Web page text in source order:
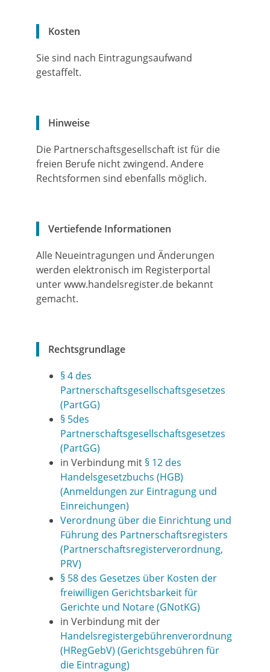
Kosten
Sie sind nach Eintragungsaufwand
gestaffelt.
Hinweise
Die Partnerschaftsgesellschaft ist für die
freien Berufe nicht zwingend. Andere
Rechtsformen sind ebenfalls möglich.
Vertiefende Informationen
Alle Neueintragungen und Änderungen
werden elektronisch im Registerportal
unterwww.handelsregister.de bekannt
gemacht.
Rechtsgrundlage
§ 4 des
Partnerschaftsgesellschaftsgesetzes
(PartGG)
§ 5des
Partnerschaftsgesellschaftsgesetzes
(PartGG)
in Verbindung mit § 12 des
Handelsgesetzbuchs (HGB)
(Anmeldungen zur Eintragung und
Einreichungen)
Verordnung über die Einrichtung und
Führung des Partnerschaftsregisters
(Partnerschaftsregisterverordnung,
PRV)
§ 58 des Gesetzes über Kosten der
freiwilligen Gerichtsbarkeit für
Gerichte und Notare (GNotKG)
in Verbindung mit der
Handelsregistergebührenverordnung
(HRegGebV) (Gerichtsgebühren für
die Eintragung)